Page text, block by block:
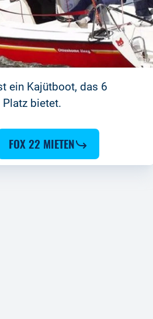
ein Kajütboot, das 6
Platz bietet.
FOX 22 MIETEN